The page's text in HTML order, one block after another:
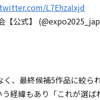
L7EhzaIxjd
【公式】
、最終候補5作品に絞ら
経緯もあり「これが選